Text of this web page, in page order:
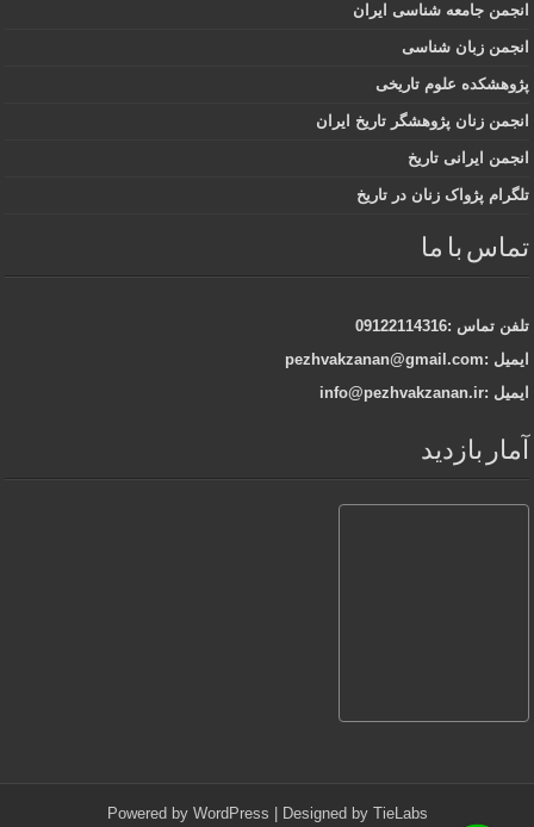
انجمن جامعه شناسی ایران
انجمن زبان شناسی
پژوهشکده علوم تاریخی
انجمن زنان پژوهشگر تاریخ ایران
انجمن ایرانی تاریخ
تلگرام پژواک زنان در تاریخ
تماس با ما
تلفن تماس :09122114316
ایمیل :pezhvakzanan@gmail.com
ایمیل :info@pezhvakzanan.ir
آمار بازدید
Powered by WordPress | Designed by TieLabs